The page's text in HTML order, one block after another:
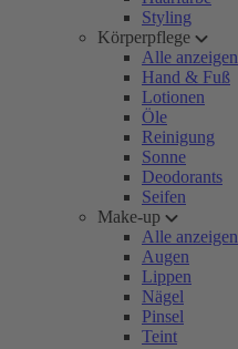
Styling
Körperpflege
Alle anzeigen
Hand & Fuß
Lotionen
Öle
Reinigung
Sonne
Deodorants
Seifen
Make-up
Alle anzeigen
Augen
Lippen
Nägel
Pinsel
Teint